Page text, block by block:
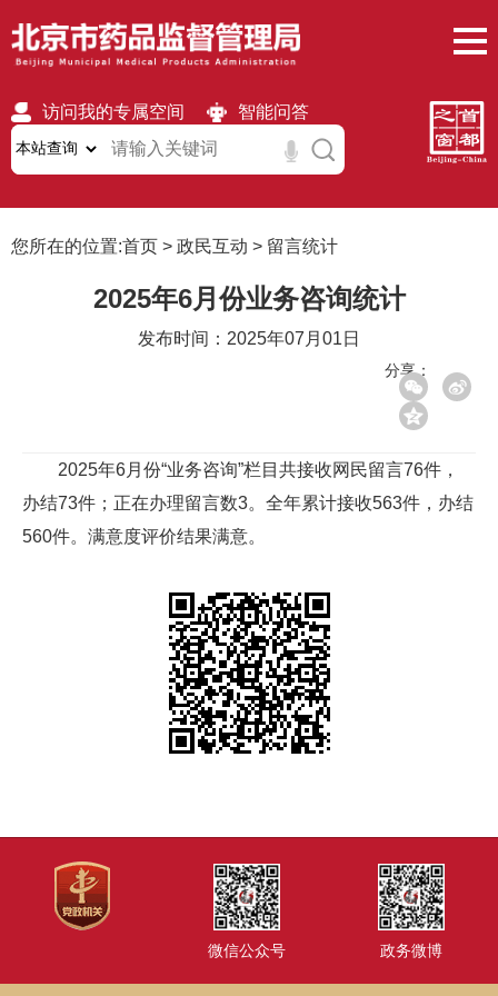
访问我的专属空间 智能问答
无障碍 繁體 移动版
您所在的位置:首页 > 政民互动 > 留言统计
2025年6月份业务咨询统计
发布时间：2025年07月01日
分享：
2025年6月份“业务咨询”栏目共接收网民留言76件，
办结73件；正在办理留言数3。全年累计接收563件，办结
560件。满意度评价结果满意。
微信公众号 政务微博